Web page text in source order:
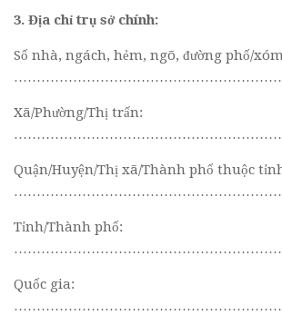
3. Địa chỉ trụ sở chính:
Số nhà, ngách, hẻm, ngõ, đường phố/
Xã/Phường/Thị trấn:
Quận/Huyện/Thị xã/Thành phố thuộc
Tỉnh/Thành phố:
Quốc gia: